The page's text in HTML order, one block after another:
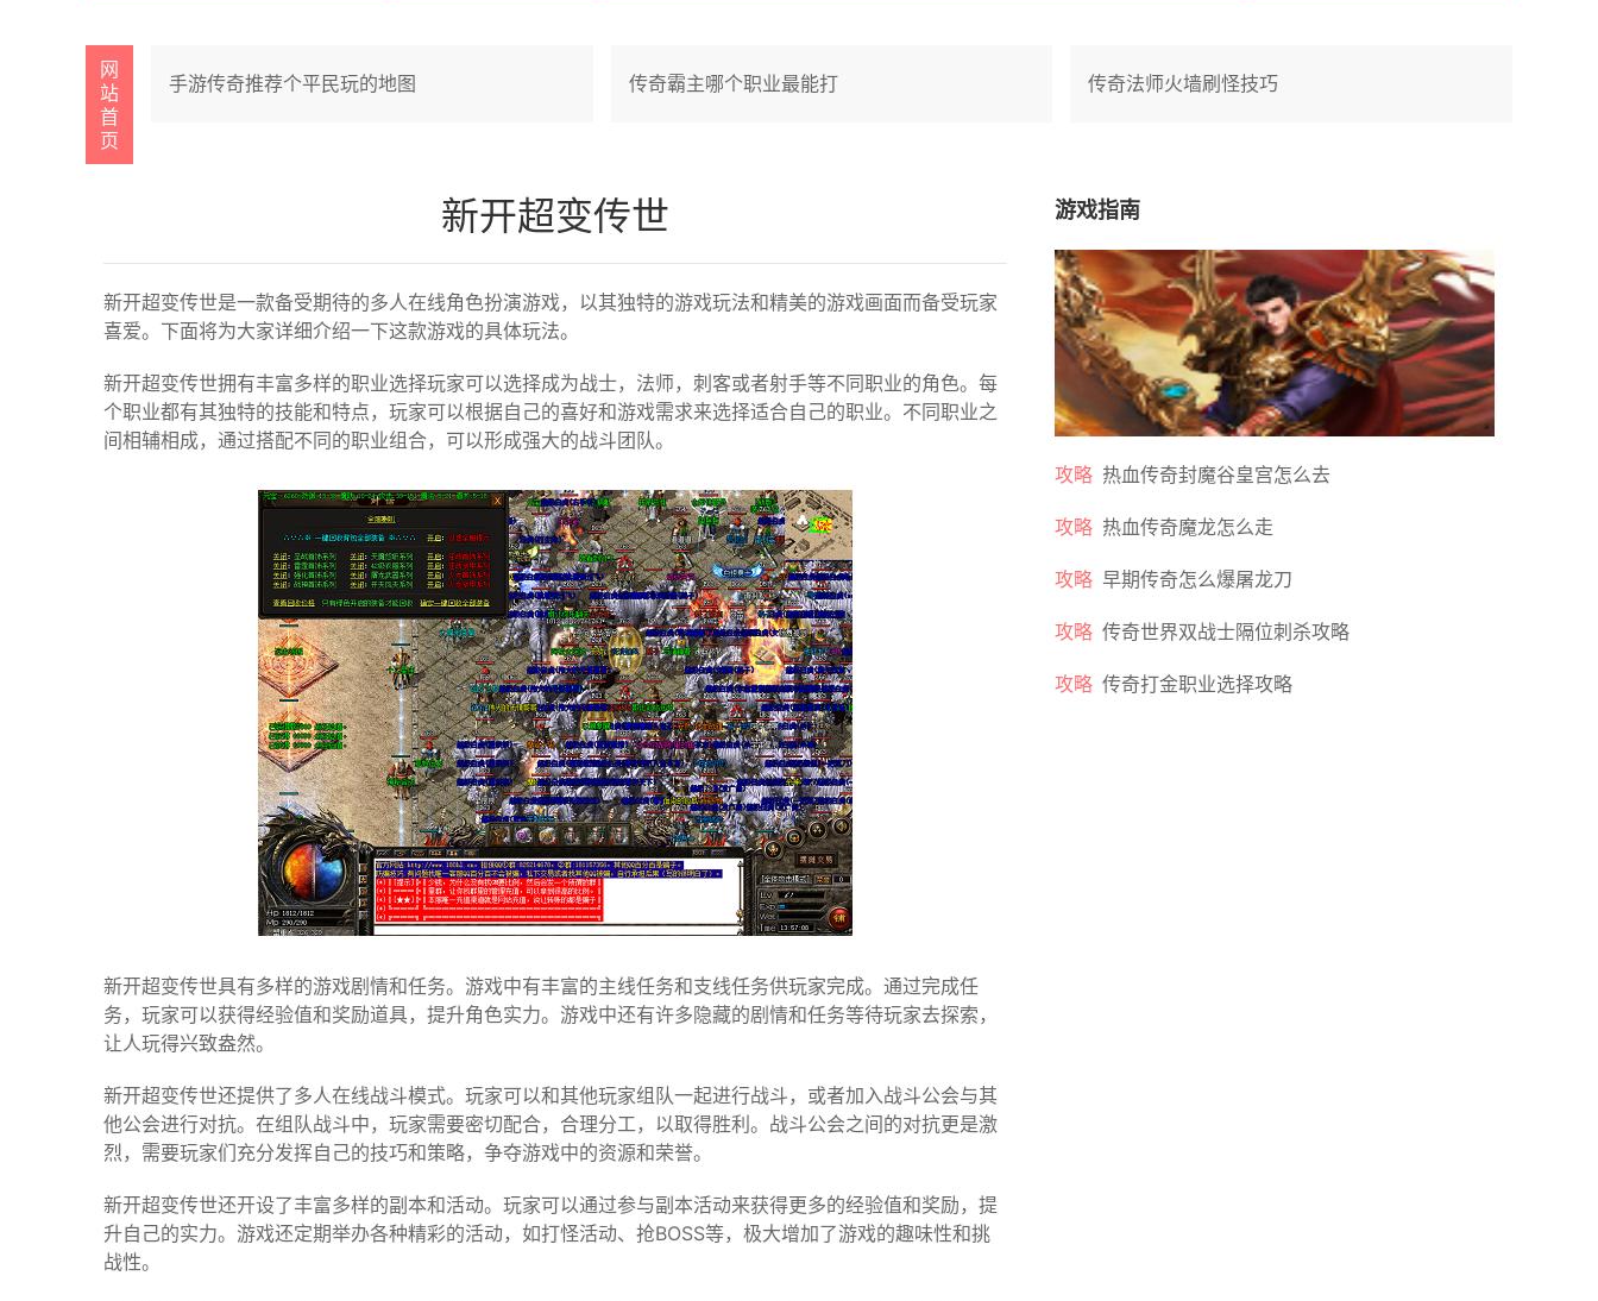
网
站
首
页
手游传奇推荐个平民玩的地图 传奇霸主哪个职业最能打 传奇法师火墙刷怪技巧
新开超变传世
新开超变传世是一款备受期待的多人在线角色扮演游戏，以其独特的游戏玩法和精美的游戏画面而备受玩家
喜爱。下面将为大家详细介绍一下这款游戏的具体玩法。
新开超变传世拥有丰富多样的职业选择玩家可以选择成为战士，法师，刺客或者射手等不同职业的角色。每
个职业都有其独特的技能和特点，玩家可以根据自己的喜好和游戏需求来选择适合自己的职业。不同职业之
间相辅相成，通过搭配不同的职业组合，可以形成强大的战斗团队。
新开超变传世具有多样的游戏剧情和任务。游戏中有丰富的主线任务和支线任务供玩家完成。通过完成任
务，玩家可以获得经验值和奖励道具，提升角色实力。游戏中还有许多隐藏的剧情和任务等待玩家去探索，
让人玩得兴致盎然。
新开超变传世还提供了多人在线战斗模式。玩家可以和其他玩家组队一起进行战斗，或者加入战斗公会与其
他公会进行对抗。在组队战斗中，玩家需要密切配合，合理分工，以取得胜利。战斗公会之间的对抗更是激
烈，需要玩家们充分发挥自己的技巧和策略，争夺游戏中的资源和荣誉。
新开超变传世还开设了丰富多样的副本和活动。玩家可以通过参与副本活动来获得更多的经验值和奖励，提
升自己的实力。游戏还定期举办各种精彩的活动，如打怪活动、抢BOSS等，极大增加了游戏的趣味性和挑
战性。
游戏指南
攻略 热血传奇封魔谷皇宫怎么去
攻略 热血传奇魔龙怎么走
攻略 早期传奇怎么爆屠龙刀
攻略 传奇世界双战士隔位刺杀攻略
攻略 传奇打金职业选择攻略